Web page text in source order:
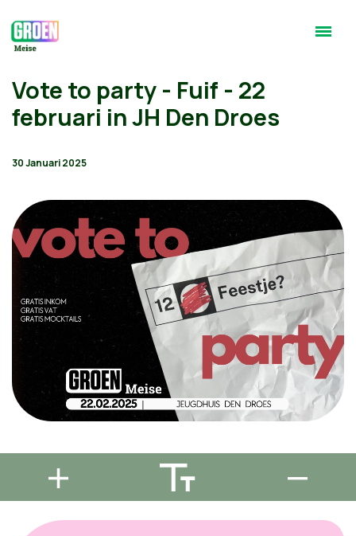
Vote to party - Fuif - 22
februari in JH Den Droes
30 Januari 2025